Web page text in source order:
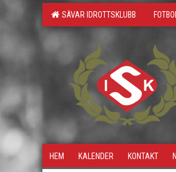
SÄVAR IDROTTSKLUBB
HEM KALENDER KONTAKT